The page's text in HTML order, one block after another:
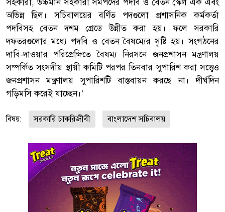
সহকারী, উচ্চমান সহকারী সমপদের পদবি ও বেতন স্কেল এক এবং
অভিন্ন ছিল। সচিবালয়ের বর্ণিত পদগুলো প্রশাসনিক কর্মকর্তা
পদবিসহ বেতন দশম গ্রেডে উন্নীত করা হয়। ফলে সরকারি
দফতরগুলোর মধ্যে পদবি ও বেতন বৈষম্যের সৃষ্টি হয়। সংগঠনের
দাবি-দাওয়ার পরিপ্রেক্ষিতে বৈষম্য নিরসনে জনপ্রশাসন মন্ত্রণালয়
সম্পর্কিত সংসদীয় স্থায়ী কমিটি পরপর তিনবার সুপারিশ করা সত্ত্বেও
জনপ্রশাসন মন্ত্রণালয় সুপারিশটি বাস্তবায়ন করছে না। দীর্ঘদিন
গড়িমসি করেই যাচ্ছেন।’
বিষয়: সরকারি চাকরিজীবী বাংলাদেশ সচিবালয়